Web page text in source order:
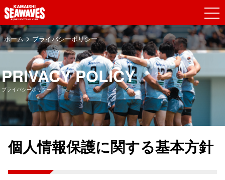
ホーム> プライバシーポリシー
PRIVACY POLICY
プライバシーポリシー
個人情報保護に関する基本方針